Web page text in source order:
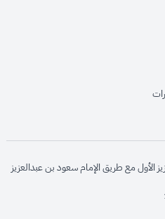
opens in new window
الأول مع طريق الإمام سعود بن عبدالعزيز